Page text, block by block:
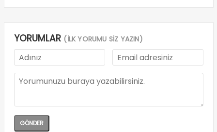
YORUMLAR (İLK YORUMU SİZ YAZIN)